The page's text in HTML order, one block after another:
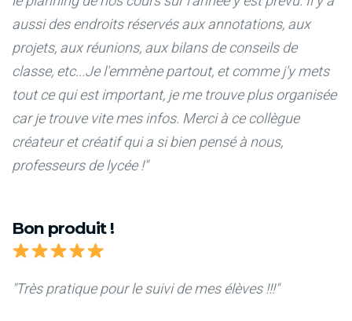
aussi des endroits réservés aux annotations, aux
projets, aux réunions, aux bilans de conseils de
classe, etc...Je l'emmène partout, et comme j'y mets
tout ce qui est important, je me trouve plus organisée
car je trouve vite mes infos. Merci à ce collègue
créateur et créatif qui a si bien pensé à nous,
professeurs de lycée !"
Bon produit !
"Très pratique pour le suivi de mes élèves !!!"